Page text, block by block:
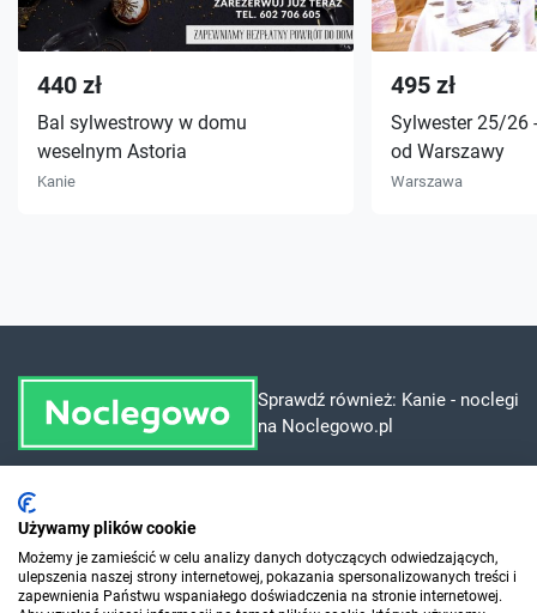
440 zł
Bal sylwestrowy w domu
weselnym Astoria
Kanie
495 zł
Sylwester 25/26
od Warszawy
Warszawa
Sprawdź również: Kanie - noclegi
na Noclegowo.pl
Dla szukających
Dla organizatorów
Używamy plików cookie
Możemy je zamieścić w celu analizy danych dotyczących odwiedzających,
ulepszenia naszej strony internetowej, pokazania spersonalizowanych treści i
zapewnienia Państwu wspaniałego doświadczenia na stronie internetowej.